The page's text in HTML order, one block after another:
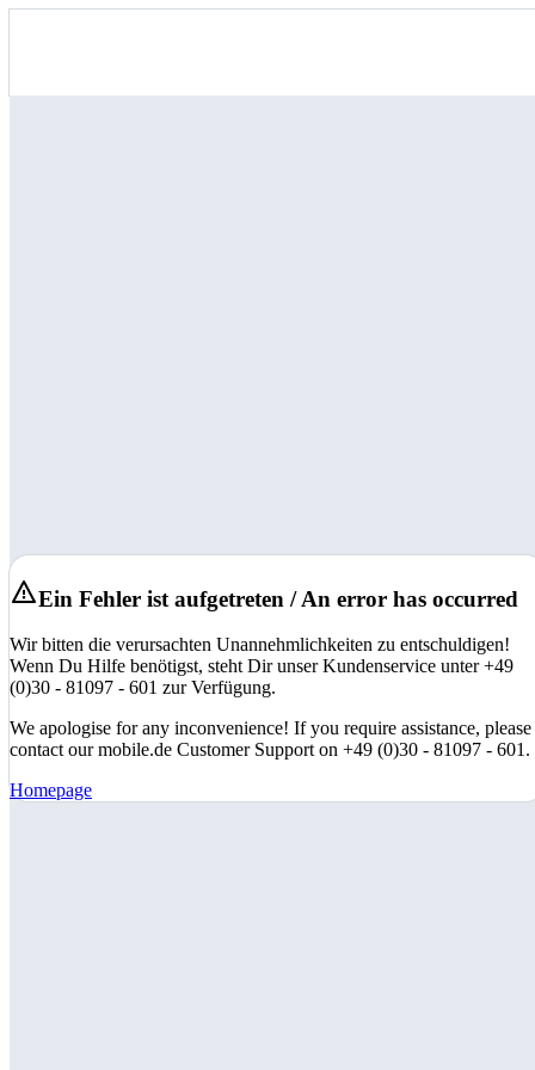
Ein Fehler ist aufgetreten / An error has occurred
Wir bitten die verursachten Unannehmlichkeiten zu entschuldigen!
Wenn Du Hilfe benötigst, steht Dir unser Kundenservice unter +49
(0)30 - 81097 - 601 zur Verfügung.
We apologise for any inconvenience! If you require assistance, please
contact our mobile.de Customer Support on +49 (0)30 - 81097 - 601.
Homepage